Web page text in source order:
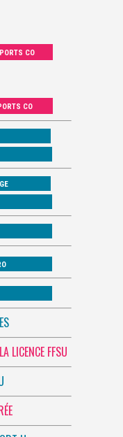
CO
CO
LICENCE FFSU